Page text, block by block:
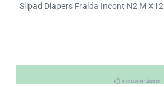
Slipad Diapers Fralda Incont N2 M X12
0 COMENTÁRIOS